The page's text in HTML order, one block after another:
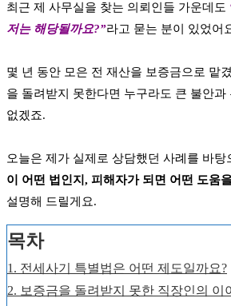
최근 제 사무실을 찾는 의뢰인들 가운데도
저는 해당될까요?”라고 묻는 분이 있었어
몇 년 동안 모은 전 재산을 보증금으로 맡
을 돌려받지 못한다면 누구라도 큰 불안과
없겠죠.
오늘은 제가 실제로 상담했던 사례를 바탕
이 어떤 법인지, 피해자가 되면 어떤 도움
설명해 드릴게요.
목차
1. 전세사기 특별법은 어떤 제도일까요?
2. 보증금을 돌려받지 못한 직장인의 이